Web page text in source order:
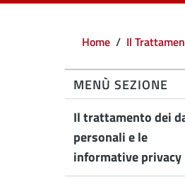
Briciole
Home / Il
MENÙ SEZIONE
Il trattamento dei
personali e le
informative privacy